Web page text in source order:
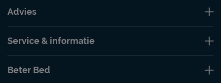
Advies
Service & informatie
Beter Bed